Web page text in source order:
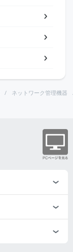
ネットワーク管理機器